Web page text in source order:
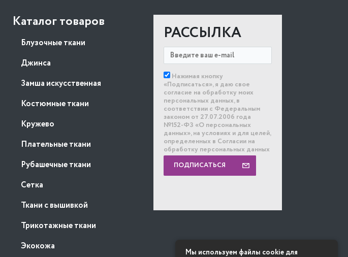
Каталог товаров
Блузочные ткани
Джинса
Замша искусственная
Костюмные ткани
Кружево
Плательные ткани
Рубашечные ткани
Сетка
Ткани с вышивкой
Трикотажные ткани
Экокожа
РАССЫЛКА
Нажимая кнопку
«Подписаться», я даю свое
согласие на обработку моих
персональных данных, в
соответствии с Федеральным
законом от 27.07.2006 года
№152-ФЗ «О персональных
данных», на условиях и для целей,
определенных в Согласии на
обработку персональных данных
ПОДПИСАТЬСЯ
Мы используем файлы cookie для